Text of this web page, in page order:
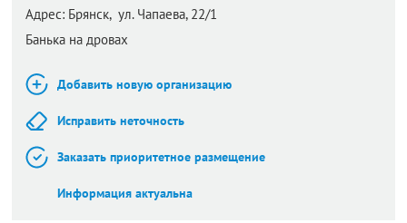
Адрес: Брянск, ул. Чапаева, 22/1
Банька на дровах
Добавить новую организацию
Исправить неточность
Заказать приоритетное размещение
Информация актуальна